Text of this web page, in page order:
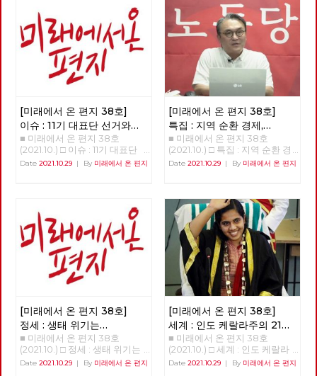
구를 위한, 어떠한 전환인가에
따라, 한국사회의 위기를 해결할
수도 있지만, 반대로 현재의 착
취와 불평등을 미래로까지 지속·
확대시킬 수도 있습니다. [미래
에서 온 편지] 38호는 우리에게
필요한 전환, 우리가 실천해야
할 전환이 어떠한 것인지에 대한
고에 맞서 2년 째 거리에서 투쟁
중인 당원의 목소리는 이 위기와
착취의 근본 원인이 무엇인지를
명확하게 보여 줍니다. ‘사회주
의·좌파 대통령 선거·지방선거
공동투쟁본부’의 출범을 앞두고
하게 합니다. 춘천버스완전공영
제 투쟁의 여정과 지역순환경제
소식, 그리고 이번 호부터 연재
를 시작하는 ‘세계’편은 우리가
실천해야 할 전환의 경로를 알려
줍니다. 대선에 앞서 노동당에서
는 차기 대표단 선거와 각급 당
해서는 그 주체인 노동당의 전환
또한 필수불가결합니다. 그리고
노동당의 전환이란 각 지역과 현
장 당원들의 보다 실천적인 전환
을 통해서만 이루어질 수 있을
것입니다. 소중한 우리들의 고민
과 사회변혁노동자당(이하 변혁
당)이 사회주의 후보로 공동으
로 대통령 선거를 치르자는 중요
한 결정을 했다. 미약한 힘이기
는 했지만 노동당은 보수정당들
사이에서 쓰러진 진보와 사회주
의 실현이라는 처음의 약속을 지
키기 위해 힘겹게 견뎌왔다. 변
혁당 역시 수십 년을 노동자 민
중의 버팀목이 되는 것에 주저함
이 없었던 투쟁하는 정치조직이
다. 양 당은 선거라는 공간에서
노동자 민중에게 미치는 영향력
을 경험한 정당들이기에 2022
년 치러지는 대통령 선거에 함께
한 진보정당이 분열하며 지금은
사회주의를 문구로도 사용하지
않는 가운데, 사회주의 정치의
뿌리가 튼튼히 자리를 잡아 가고
있다. 이런 가운데, 2022년 대통
령 선거를 앞두고, 민주노총의
전직 간부들과 전직 노동운동가
들이 속속 민주당으로 들어가고
있다. 민주노동당부터 지금까지
으로 가는 사람들은, 분열만 하
고 있는 진보정당으로는 전망이
없다고, 그래서 떠난다고 자신을
합리화한다. 민주노총 내의 활동
가들이 진보정당을 비판하는 내
용이 민주당으로 떠난 사람들의
[미래에서 온 편지 38호]
이슈 : 11기 대표단 선거와
대선 정책 토론
■ 미래에서 온 편지 38호
(2021.10.) □ 이슈 : 11기 대표단
선거와 대선 정책 토론
Date 2021.10.29 | By 미래에서 온 편지
[미래에서 온 편지 38호]
특집 : 지역 순환 경제,
'밑에서부터의 대항'
■ 미래에서 온 편지 38호
(2021.10.) □ 특집 : 지역 순환 경
제, 민주적 로컬의 글로벌화 [기
자본에 대한 '밑에서부터의' 대
항' 지역순환경제란 반갑습니
다. ‘지역순환경제’라는 개념을
아실 것이다. 지역에서 돈이 순
환하는 흐름을 가리키는 개념이
다. 지역화폐 같은 것이 구체적
인 사례다. 그런데 이것이 계급
적으로 진보적인 개념이다. 지역
안에서만 돈이 돌고, 지역의 소
득이 지역에서 소비되고 지역의
기업이 지역 내 다른 기업으로
재투자하는 완결적 지역순환경
제가 구축된다는 것은, 지역을
잠식하는 글로벌 독점 자본이나
대기업과의 대항관계가 구축되
Date 2021.10.29| By 미래에서 온 편지
[미래에서 온 편지 38호]
정세 : 생태 위기는
자본주의의 위기다
■ 미래에서 온 편지 38호
(2021.10.) □ 정세 : 생태 위기는
자본주의의 위기다 생태위기는
Date 2021.10.29 | By 미래에서 온 편지
[미래에서 온 편지 38호]
세계 : 인도 케랄라주의 21세
여성 시장 아리얀 (1)
■ 미래에서 온 편지 38호
(2021.10.) □ 세계 : 인도 케랄라
주의 21세 여성 시장 아리얀 21살
Date 2021.10.29| By 미래에서 온 편지